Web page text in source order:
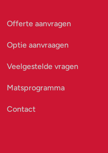
Offerte aanvragen
Optie aanvraagen
Veelgestelde vragen
Matsprogramma
Contact